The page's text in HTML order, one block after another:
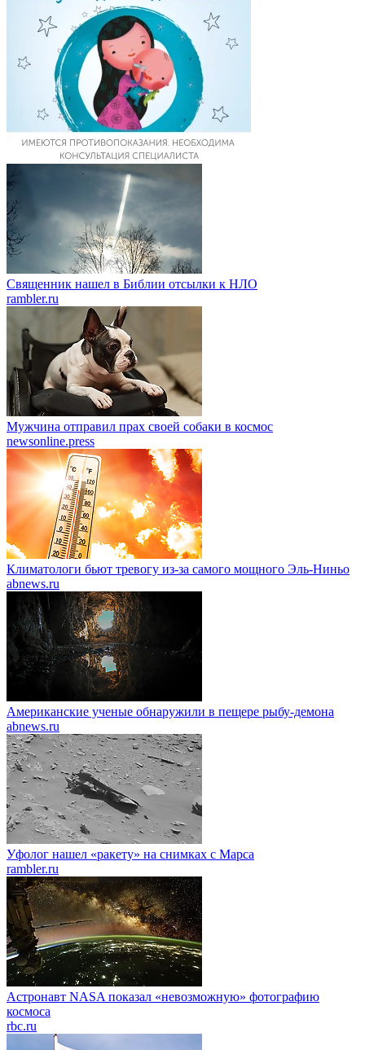
Священник нашел в Библии отсылки к НЛО
rambler.ru
Мужчина отправил прах своей собаки в космос
newsonline.press
Климатологи бьют тревогу из-за самого мощного Эль-Ниньо
abnews.ru
Американские ученые обнаружили в пещере рыбу-демона
abnews.ru
Уфолог нашел «ракету» на снимках с Марса
rambler.ru
Астронавт NASA показал «невозможную» фотографию
космоса
rbc.ru